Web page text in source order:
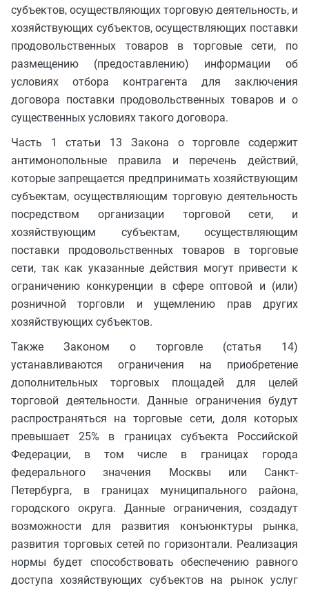
субъектов, осуществляющих торговую деятельность, и
хозяйствующих субъектов, осуществляющих поставки
продовольственных товаров в торговые сети, по
размещению (предоставлению) информации об
условиях отбора контрагента для заключения
договора поставки продовольственных товаров и о
существенных условиях такого договора.
Часть 1 статьи 13 Закона о торговле содержит
антимонопольные правила и перечень действий,
которые запрещается предпринимать хозяйствующим
субъектам, осуществляющим торговую деятельность
посредством организации торговой сети, и
хозяйствующим субъектам, осуществляющим
поставки продовольственных товаров в торговые
сети, так как указанные действия могут привести к
ограничению конкуренции в сфере оптовой и (или)
розничной торговли и ущемлению прав других
хозяйствующих субъектов.
Также Законом о торговле (статья 14)
устанавливаются ограничения на приобретение
дополнительных торговых площадей для целей
торговой деятельности. Данные ограничения будут
распространяться на торговые сети, доля которых
превышает 25% в границах субъекта Российской
Федерации, в том числе в границах города
федерального значения Москвы или Санкт-
Петербурга, в границах муниципального района,
городского округа. Данные ограничения, создадут
возможности для развития конъюнктуры рынка,
развития торговых сетей по горизонтали. Реализация
нормы будет способствовать обеспечению равного
доступа хозяйствующих субъектов на рынок услуг